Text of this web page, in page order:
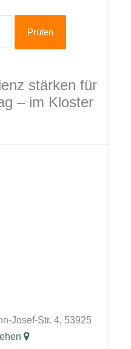
Josef-Str. 4, 53925
stärken für
– im Kloster